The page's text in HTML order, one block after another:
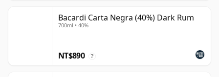
Bacardi Carta Negra (40%) Dark Rum
700ml • 40%
NT$890 ?